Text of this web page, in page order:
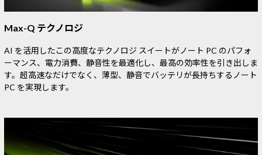
Max-Q テクノロジ
AI を活用したこの高度なテクノロジ スイートがノート PC のパフォ
ーマンス、電力消費、静音性を最適化し、最高の効率性を引き出しま
す。超高速なだけでなく、薄型、静音でバッテリが長持ちするノート
PC を実現します。